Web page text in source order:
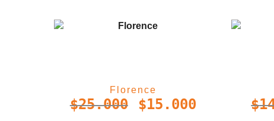
Florence
$25.000 $15.000 $